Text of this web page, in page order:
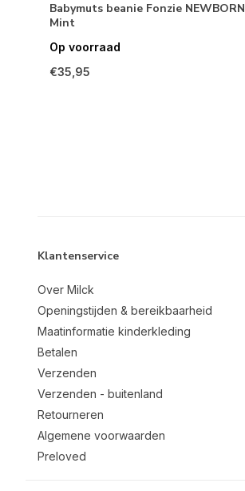
Babymuts beanie Fonzie NEWBORN
Mint
Op voorraad
€35,95
Klantenservice
Over Milck
Openingstijden & bereikbaarheid
Maatinformatie kinderkleding
Betalen
Verzenden
Verzenden - buitenland
Retourneren
Algemene voorwaarden
Preloved